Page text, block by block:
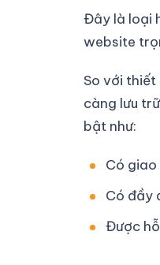
Đây là loại
website
So với thiết
càng lưu
bật như:
Có
Có đầy
Được